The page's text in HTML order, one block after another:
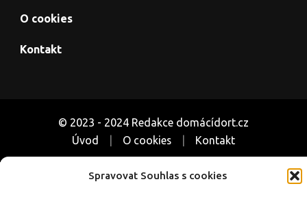
Spravovat Souhlas s cookies
O cookies
Kontakt
© 2023 - 2024 Redakce domácídort.cz
Úvod
O cookies Kontakt
Související weby o pečení a receptech: